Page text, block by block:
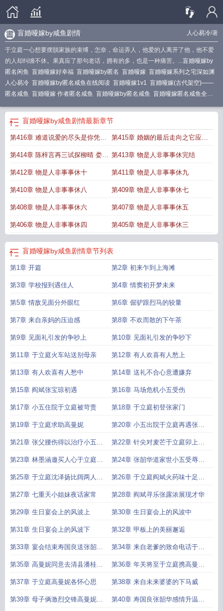
人心易冷/著
盲婚哑嫁by咸鱼剧情
于立庭一心想要摆脱家族的束缚，怎奈，命运弄人，他爱的人离开了他，他不爱
的人却纠缠不休。果真应了那句老话，拥有的多，也是一种痛苦。...盲婚哑嫁by
匿名闲鱼 盲婚哑嫁好幸福 盲婚哑嫁by匿名 盲婚哑嫁 盲婚哑嫁系列之宅深如渊
人心易冷 盲婚哑嫁by匿名咸鱼在线阅读 盲婚哑嫁1v1 盲婚哑嫁(古代架空)——
匿名咸鱼 盲婚哑嫁 作者匿名咸鱼 盲婚哑嫁by匿名咸鱼 盲婚哑嫁匿名咸鱼全文
哑嫁免费阅读
盲婚哑嫁的意思 盲婚哑嫁的夫夫生活(种田)
文免费阅读
盲婚哑嫁by咸鱼免费阅读
盲婚哑嫁by咸鱼剧情最新章节
第416章 难道说爱的尽头是你凭什
么比我幸福吗上
第415章 婚姻的最后走向之它应该
是放手而不是纠缠
第414章 陈梓言再三试探柳晴 娄云
蕖以转校生就读中山国立大学
第413章 物是人非事事休完结
第412章 物是人非事事休十 第411章 物是人非事事休九
第410章 物是人非事事休八 第409章 物是人非事事休七
第408章 物是人非事事休六 第407章 物是人非事事休五
第406章 物是人非事事休四 第405章 物是人非事事休三
盲婚哑嫁by咸鱼剧情章节列表
第1章 开篇 第2章 初来乍到上海滩
第3章 学校报到遇佳人 第4章 情窦初开梦未来
第5章 情敌见面分外眼红 第6章 倔驴跟烈马的较量
第7章 来自亲妈的压迫感 第8章 不欢而散的下午茶
第9章 见面礼引发的争吵上 第10章 见面礼引发的争吵下
第11章 于立庭火车站送别母亲 第12章 有人欢喜有人愁上
第13章 有人欢喜有人愁中 第14章 送礼不合心意遭嫌弃
第15章 阎斌张宝琼初遇 第16章 马场危机小五受伤
第17章 小五住院于立庭被苛责 第18章 于立庭初登张家门
第19章 于立庭求助高曼妮 第20章 小五出院于立庭再遇张韶
华
第21章 张父腰伤得以治疗小五入
学成功
第22章 针尖对麦芒于立庭卯上转
校生沈泽扬
第23章 林墨涵邀买人心于立庭突
发过敏
第24章 张韶华道家世小五受辱欲
转学
第25章 于立庭沈泽扬比阔两人嫌
隙加深
第26章 于立庭阎斌火药味十足高
曼妮跟柳晴起龃龉
第27章 七重天小姐妹夜话家常 第28章 阎斌寻乐张露浓展现才华
第29章 生日宴会上的风波上 第30章 生日宴会上的风波中
第31章 生日宴会上的风波下 第32章 甲板上的美丽邂逅
第33章 宴会结束寿国良送张韶华
回家俩人渐生情愫
第34章 来自老爹的致命电话于立
庭陷入焦灼
第35章 高曼妮同意去清县潘桂枝
携女儿如愿进入少帅府
第36章 年关将至于立庭携高曼妮
和鲍明辉结伴回清县
第37章 于立庭高曼妮各怀心思 第38章 来自未来婆婆的下马威
第39章 母子俩激烈交锋高曼妮水 第40章 寿国良张韶华感情升温张